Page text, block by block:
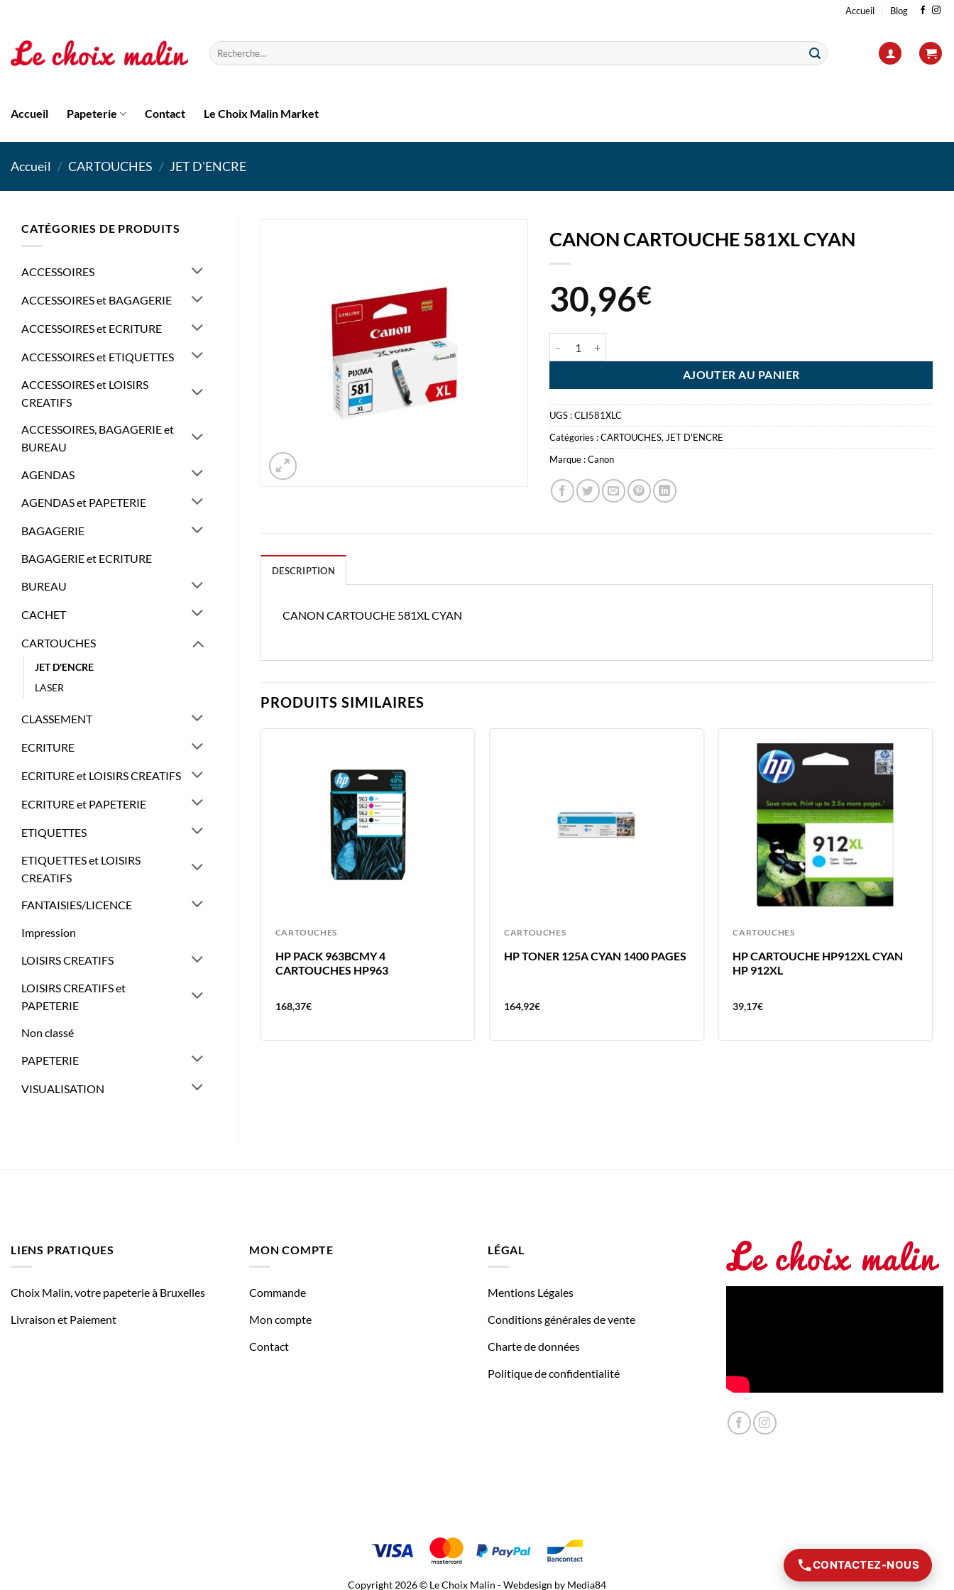
contenu
Accueil Blog
Recherche
pour :
Accueil Papeterie Contact Le Choix Malin Market
Accueil / CARTOUCHES / JET D'ENCRE
CATÉGORIES DE PRODUITS
ACCESSOIRES
ACCESSOIRES et BAGAGERIE
ACCESSOIRES et ECRITURE
ACCESSOIRES et ETIQUETTES
ACCESSOIRES et LOISIRS
CREATIFS
ACCESSOIRES, BAGAGERIE et
BUREAU
AGENDAS
AGENDAS et PAPETERIE
BAGAGERIE
BAGAGERIE et ECRITURE
BUREAU
CACHET
CARTOUCHES
JET D'ENCRE
LASER
CLASSEMENT
ECRITURE
ECRITURE et LOISIRS CREATIFS
ECRITURE et PAPETERIE
ETIQUETTES
ETIQUETTES et LOISIRS
CREATIFS
FANTAISIES/LICENCE
Impression
LOISIRS CREATIFS
LOISIRS CREATIFS et
PAPETERIE
Non classé
PAPETERIE
VISUALISATION
CANON CARTOUCHE 581XL CYAN
30,96€
AJOUTER AU PANIER
UGS :CLI581XLC
Catégories :CARTOUCHES, JET D'ENCRE
Marque :Canon
DESCRIPTION
CANON CARTOUCHE 581XL CYAN
PRODUITS SIMILAIRES
CARTOUCHES
HP PACK 963BCMY 4
CARTOUCHES HP963
168,37€
CARTOUCHES
HP TONER 125A CYAN 1400 PAGES
164,92€
CARTOUCHES
HP CARTOUCHE HP912XL CYAN
HP 912XL
39,17€
CARTOUCHES
HP CARTOUCHE HP963XL CYAN
72,11€
LIENS PRATIQUES
Choix Malin, votre papeterie à Bruxelles
Livraison et Paiement
MON COMPTE
Commande
Mon compte
Contact
LÉGAL
Mentions Légales
Conditions générales de vente
Charte de données
Politique de confidentialité
Copyright 2026 © Le Choix Malin - Webdesign by Media84
CONTACTEZ-NOUS